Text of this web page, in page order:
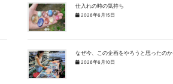
仕入れの時の気持ち
2026年6月15日
なぜ今、この企画をやろうと思ったのか
2026年6月10日